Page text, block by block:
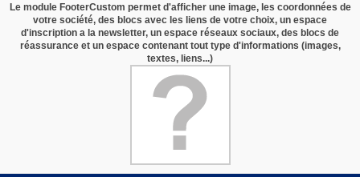
Le module FooterCustom permet d'afficher une image, les coordonnées de
votre société, des blocs avec les liens de votre choix, un espace
d'inscription a la newsletter, un espace réseaux sociaux, des blocs de
réassurance et un espace contenant tout type d'informations (images,
textes, liens...)